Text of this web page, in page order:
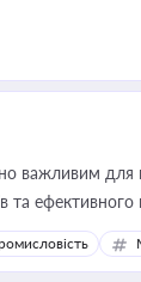
важливим для
та